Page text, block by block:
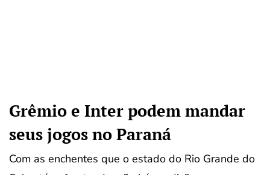
Grêmio e Inter podem mandar
seus jogos no Paraná
Com as enchentes que o estado do Rio Grande do